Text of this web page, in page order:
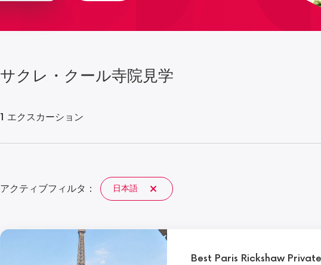
サクレ・クール寺院見学
1 エクスカーション
アクティブフィルタ： 日本語
Best Paris Rickshaw